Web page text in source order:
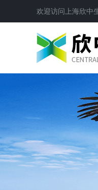
欢迎访问 上海欣中